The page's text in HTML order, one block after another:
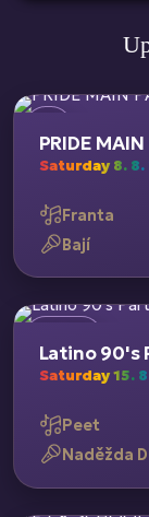
PRIDE MAIN
Saturday 8. 8.
Franta
Bají
Latino 90's
Saturday 15.
Peet
Naděžda